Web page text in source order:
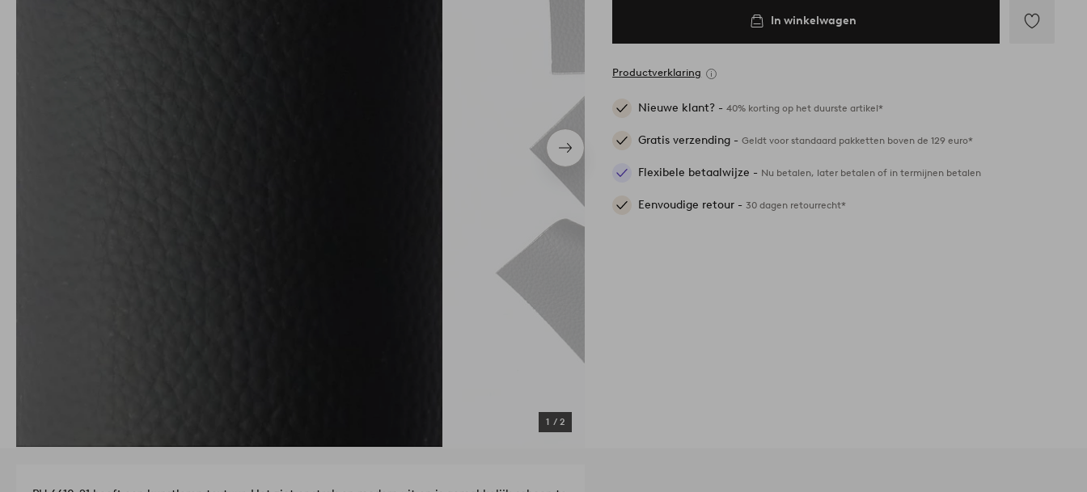
Volgend
item
1 / 2
In winkelwagen
Productverklaring
Nieuwe klant? -40% korting op het duurste artikel*
Gratis verzending -Geldt voor standaard pakketten boven de 129 euro*
Flexibele betaalwijze - Nu betalen, later betalen of in termijnen betalen
Eenvoudige retour -30 dagen retourrecht*